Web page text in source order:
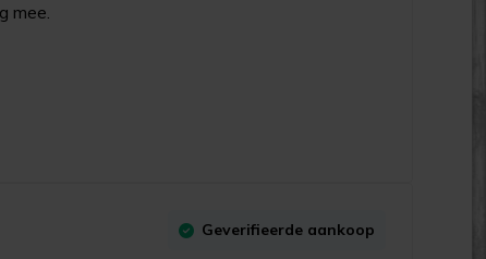
mee.
Geverifieerde aankoop